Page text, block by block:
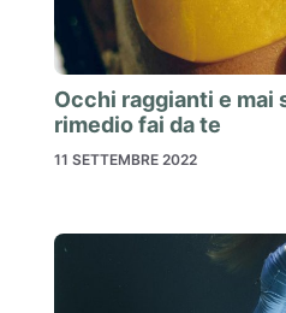
Occhi raggianti e mai
rimedio fai da te
11 SETTEMBRE 2022